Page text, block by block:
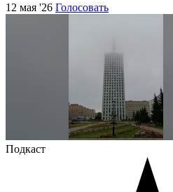
12 мая '26 Голосовать
Подкаст